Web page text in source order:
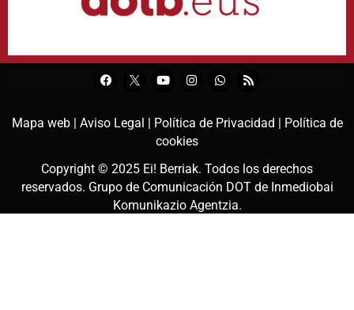
Mapa web | Aviso Legal | Política de Privacidad | Política de
cookies
Copyright © 2025 Ei! Berriak. Todos los derechos
reservados. Grupo de Comunicación DOT de Inmediobai
Komunikazio Agentzia.